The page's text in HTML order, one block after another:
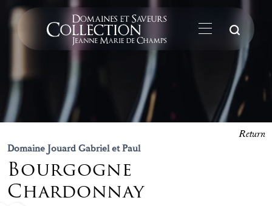
Domaine Jouard Gabriel et Paul
Bourgogne
Chardonnay
Return